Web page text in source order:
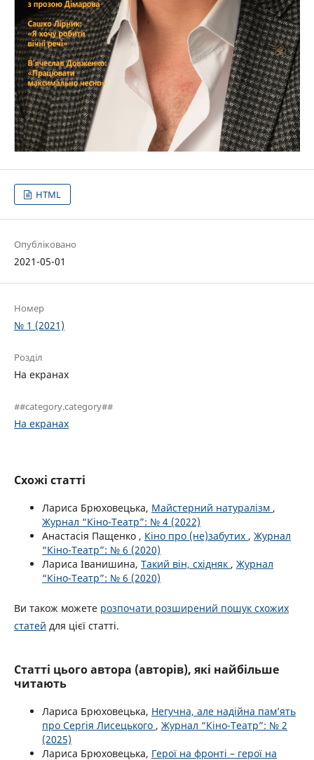
HTML
Опубліковано
2021-05-01
Номер
№ 1 (2021)
Розділ
На екранах
##category.category##
На екранах
Схожі статті
Лариса Брюховецька, Майстерний натуралізм ,
Журнал “Кіно-Театр”: № 4 (2022)
Анастасія Пащенко , Кіно про (не)забутих , Журнал
“Кіно-Театр”: № 6 (2020)
Лариса Іванишина, Такий він, східняк , Журнал
“Кіно-Театр”: № 6 (2020)
Ви також можете розпочати розширений пошук схожих
статей для цієї статті.
Статті цього автора (авторів), які найбільше
читають
Лариса Брюховецька, Негучна, але надійна пам’ять
про Сергія Лисецького , Журнал “Кіно-Театр”: № 2
(2025)
Лариса Брюховецька, Герої на фронті – герої на